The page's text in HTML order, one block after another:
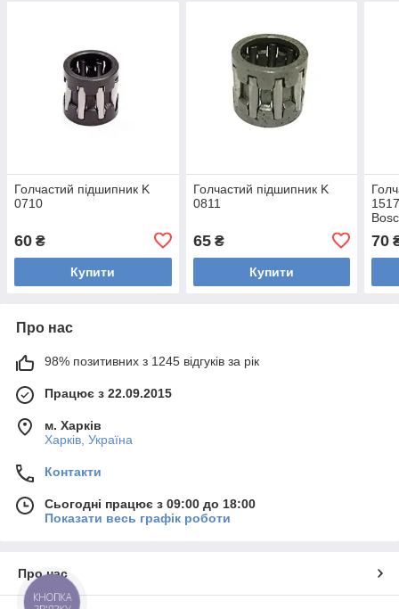
Голчастий підшипник K
0710
60 ₴
Купити
Голчастий підшипник K
0811
65₴
Купити
70
Про нас
98% позитивних з 1245 відгуків за рік
Працює з 22.09.2015
м. Харків
Харків, Україна
Контакти
Сьогодні працює з 09:00 до 18:00
Показати весь графік роботи
Про нас
КНОПКА